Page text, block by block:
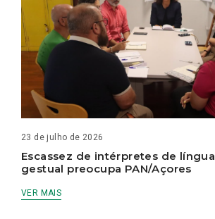
23 de julho de 2026
Escassez de intérpretes de língua
gestual preocupa PAN/Açores
VER MAIS